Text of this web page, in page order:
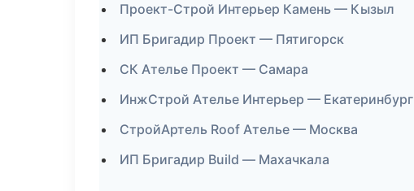
Проект-Строй Интерьер Камень — Кызыл
ИП Бригадир Проект — Пятигорск
СК Ателье Проект — Самара
ИнжСтрой Ателье Интерьер — Екатеринбург
СтройАртель Roof Ателье — Москва
ИП Бригадир Build — Махачкала